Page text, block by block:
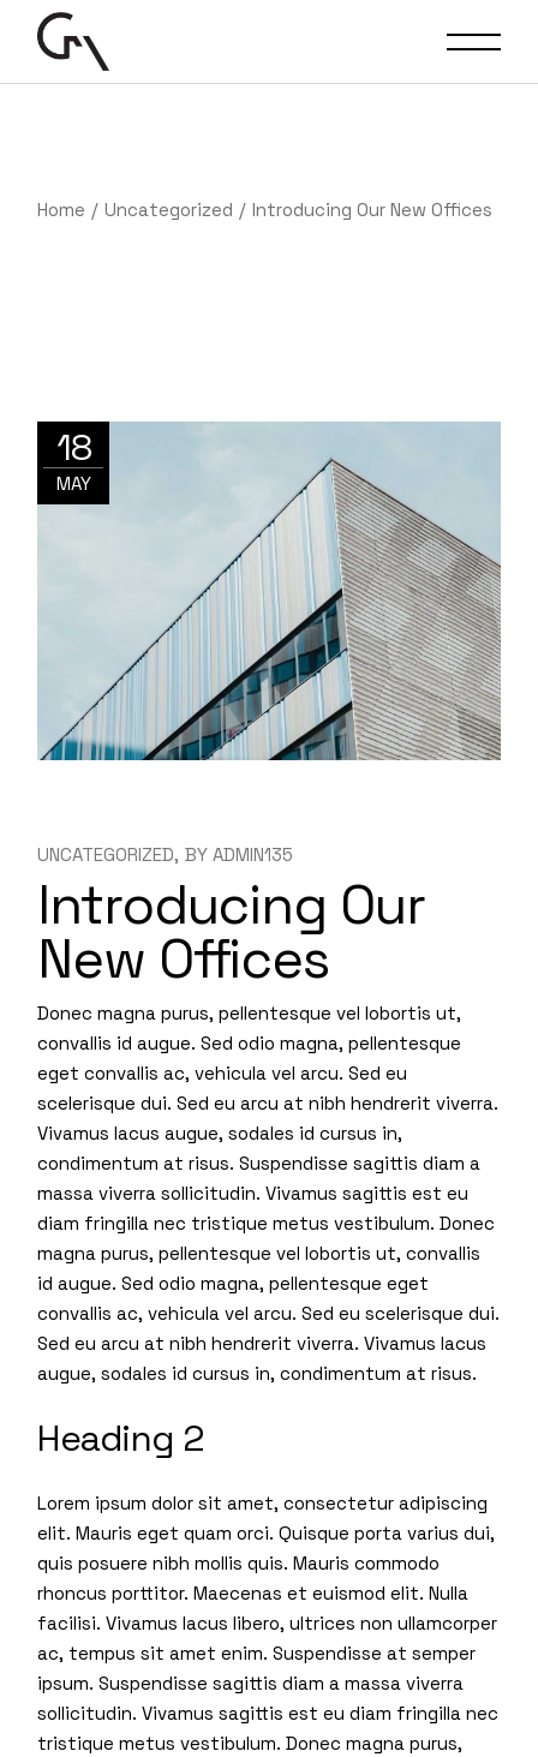
content
Home Uncategorized Introducing Our New Offices
18
MAY
UNCATEGORIZED BY ADMIN135
Introducing Our
New Offices
Donec magna purus, pellentesque vel lobortis ut,
convallis id augue. Sed odio magna, pellentesque
eget convallis ac, vehicula vel arcu. Sed eu
scelerisque dui. Sed eu arcu at nibh hendrerit viverra.
Vivamus lacus augue, sodales id cursus in,
condimentum at risus. Suspendisse sagittis diam a
massa viverra sollicitudin. Vivamus sagittis est eu
diam fringilla nec tristique metus vestibulum. Donec
magna purus, pellentesque vel lobortis ut, convallis
id augue. Sed odio magna, pellentesque eget
convallis ac, vehicula vel arcu. Sed eu scelerisque dui.
Sed eu arcu at nibh hendrerit viverra. Vivamus lacus
augue, sodales id cursus in, condimentum at risus.
Heading 2
Lorem ipsum dolor sit amet, consectetur adipiscing
elit. Mauris eget quam orci. Quisque porta varius dui,
quis posuere nibh mollis quis. Mauris commodo
rhoncus porttitor. Maecenas et euismod elit. Nulla
facilisi. Vivamus lacus libero, ultrices non ullamcorper
ac, tempus sit amet enim. Suspendisse at semper
ipsum. Suspendisse sagittis diam a massa viverra
sollicitudin. Vivamus sagittis est eu diam fringilla nec
tristique metus vestibulum. Donec magna purus,